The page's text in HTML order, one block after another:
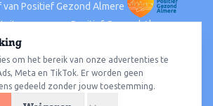
van Positief Gezond Almere
Positief Gezond Almere
ACTIVITEITEN PER WIJK
Almere StadAlmere BuitenAlmere Poort
OosterwoldWat te doen
om het bereik van onze advertenties te
Meta en TikTok. Er worden geen
gedeeld zonder jouw toestemming.